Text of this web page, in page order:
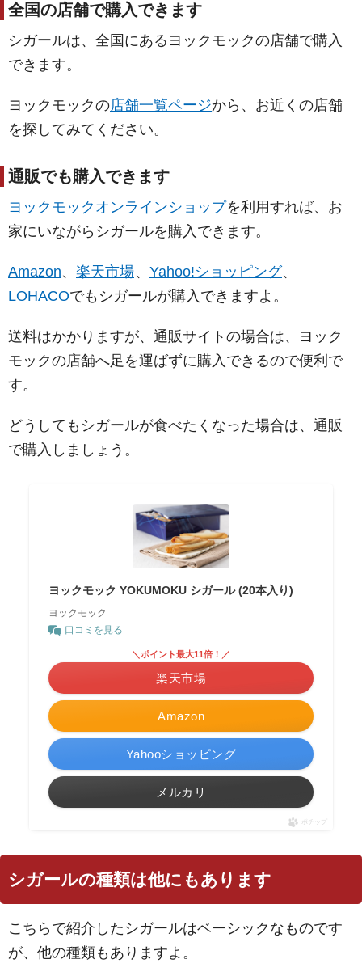
全国の店舗で購入できます
シガールは、全国にあるヨックモックの店舗で購入
できます。
ヨックモックの店舗一覧ページから、お近くの店舗
を探してみてください。
通販でも購入できます
ヨックモックオンラインショップを利用すれば、お
家にいながらシガールを購入できます。
Amazon、 楽天市場、 Yahoo!ショッピング、
LOHACOでもシガールが購入できますよ。
送料はかかりますが、通販サイトの場合は、ヨック
モックの店舗へ足を運ばずに購入できるので便利で
す。
どうしてもシガールが食べたくなった場合は、通販
で購入しましょう。
ヨックモック YOKUMOKU シガール (20本入り)
ヨックモック
口コミを見る
Amazon
＼ポイント最大11倍！／
楽天市場
Yahooショッピング
メルカリ
ポチップ
シガールの種類は他にもあります
こちらで紹介したシガールはベーシックなものです
が、他の種類もありますよ。